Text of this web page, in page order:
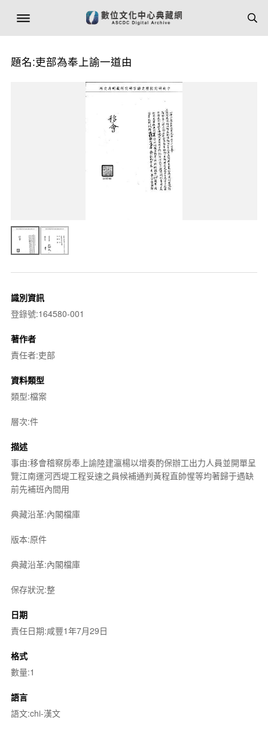
題名:吏部為奉上諭一道由
識別資訊
登錄號:164580-001
著作者
責任者:吏部
資料類型
類型:檔案
層次:件
描述
事由:移會稽察房奉上諭陸建瀛楊以增奏酌保辦工出力人員並開單呈
覽江南運河西堤工程妥速之員候補通判黃程直帥惺等均著歸于遇缺
前先補班內間用
典藏沿革:內閣檔庫
版本:原件
典藏沿革:內閣檔庫
保存狀況:整
日期
責任日期:咸豐1年7月29日
格式
數量:1
語言
語文:chi-漢文